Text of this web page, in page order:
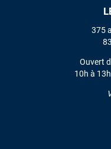
375
Ouvert
10h à